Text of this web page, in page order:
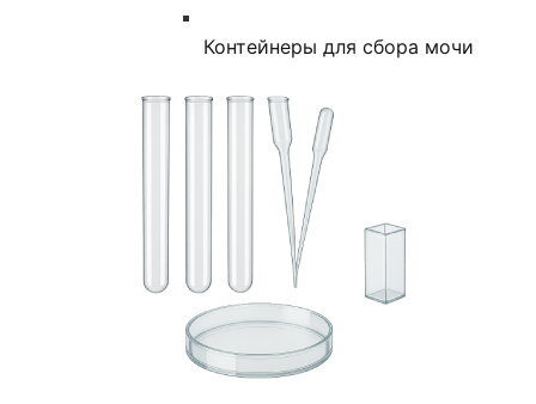
Контейнеры для сбора мочи